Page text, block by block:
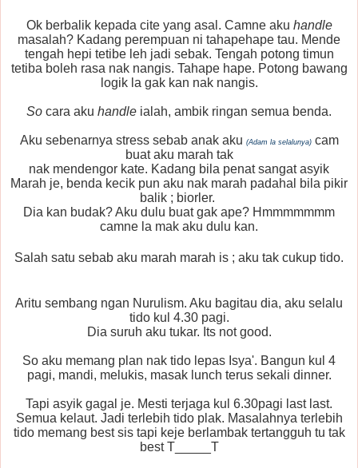
Ok berbalik kepada cite yang asal. Camne aku handle
masalah? Kadang perempuan ni tahapehape tau. Mende
tengah hepi tetibe leh jadi sebak. Tengah potong timun
tetiba boleh rasa nak nangis. Tahape hape. Potong bawang
logik la gak kan nak nangis.
So cara aku handle ialah, ambik ringan semua benda.
Aku sebenarnya stress sebab anak aku (Adam la selalunya)cam
buat aku marah tak
nak mendengor kate. Kadang bila penat sangat asyik
Marah je, benda kecik pun aku nak marah padahal bila pikir
balik ; biorler.
Dia kan budak? Aku dulu buat gak ape? Hmmmmmmm
camne la mak aku dulu kan.
Salah satu sebab aku marah marah is ; aku tak cukup tido.
Aritu sembang ngan Nurulism. Aku bagitau dia, aku selalu
tido kul 4.30 pagi.
Dia suruh aku tukar. Its not good.
So aku memang plan nak tido lepas Isya'. Bangun kul 4
pagi, mandi, melukis, masak lunch terus sekali dinner.
Tapi asyik gagal je. Mesti terjaga kul 6.30pagi last last.
Semua kelaut. Jadi terlebih tido plak. Masalahnya terlebih
tido memang best sis tapi keje berlambak tertangguh tu tak
best T_____T